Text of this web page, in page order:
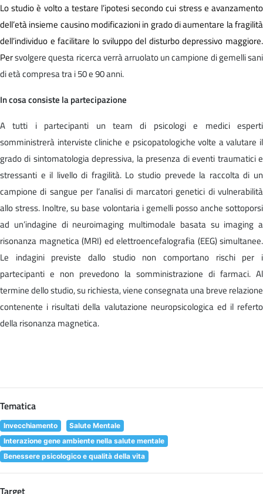
Lo studio è volto a testare l’ipotesi secondo cui stress e avanzamento
dell’età insieme causino modificazioni in grado di aumentare la fragilità
dell’individuo e facilitare lo sviluppo del disturbo depressivo maggiore.
Persvolgere questa ricerca verrà arruolato un campione di gemelli sani
di età compresa tra i 50 e 90 anni.
In cosa consiste la partecipazione
A tutti i partecipanti un team di psicologi e medici esperti
somministrerà interviste cliniche e psicopatologiche volte a valutare il
grado di sintomatologia depressiva, la presenza di eventi traumatici e
stressanti e il livello di fragilità. Lo studio prevede la raccolta di un
campione di sangue per l’analisi di marcatori genetici di vulnerabilità
allo stress. Inoltre, su base volontaria i gemelli posso anche sottoporsi
ad un’indagine di neuroimaging multimodale basata su imaging a
risonanza magnetica (MRI) ed elettroencefalografia (EEG) simultanee.
Le indagini previste dallo studio non comportano rischi per i
partecipanti e non prevedono la somministrazione di farmaci. Al
termine dello studio, su richiesta, viene consegnata una breve relazione
contenente i risultati della valutazione neuropsicologica ed il referto
della risonanza magnetica.
Tematica
Invecchiamento
Salute Mentale
Interazione gene ambiente nella salute mentale
Benessere psicologico e qualità della vita
Target